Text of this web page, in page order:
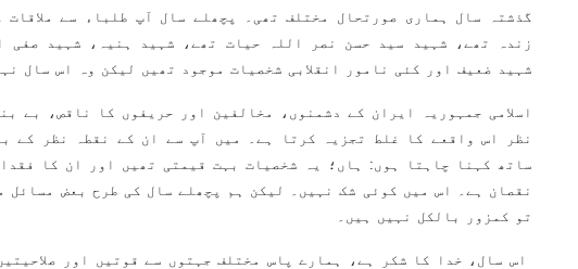
گذشتہ سال ہماری صورتحال مختلف تھی۔ پچھلے سال آپ طلباء سے
زندہ تھے، شہید سید حسن نصر اللہ حیات تھے، شہید ہنیہ، شہید صفی
شہید ضعیف اور کئی نامور انقلابی شخصیات موجود تھیں لیکن وہ اس سال
اسلامی جمہوریہ ایران کے دشمنوں، مخالفین اور حریفوں کا ناقص، بے
نظر اس واقعے کا غلط تجزیہ کرتا ہے۔ میں آپ سے ان کے نقطہ نظر کے
ساتھ کہنا چاہتا ہوں: ہاں؛ یہ شخصیات بہت قیمتی تھیں اور ان کا
نقصان ہے۔ اس میں کوئی شک نہیں۔ لیکن ہم پچھلے سال کی طرح بعض مسائل
تو کمزور بالکل نہیں ہیں۔
اس سال، خدا کا شکر ہے، ہمارے پاس مختلف جہتوں سے قوتیں اور